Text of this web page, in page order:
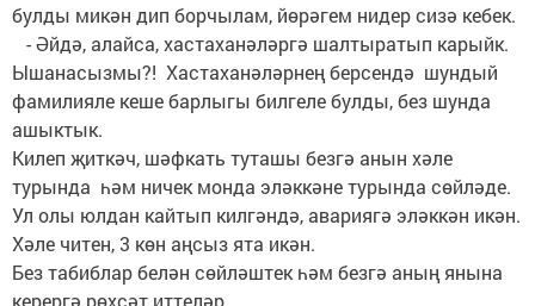
булды микән дип борчылам, йөрәгем нидер сизә кебек.
- Әйдә, алайса, хастаханәләргә шалтыратып карыйк.
Ышанасызмы?! Хастаханәләрнең берсендә шундый
фамилияле кеше барлыгы билгеле булды, без шунда
ашыктык.
Килеп җиткәч, шәфкать туташы безгә анын хәле
турында һәм ничек монда эләккәне турында сөйләде.
Ул олы юлдан кайтып килгәндә, авариягә эләккән икән.
Хәле читен, 3 көн аңсыз ята икән.
Без табиблар белән сөйләштек һәм безгә аның янына
керергә рөхсәт иттеләр.